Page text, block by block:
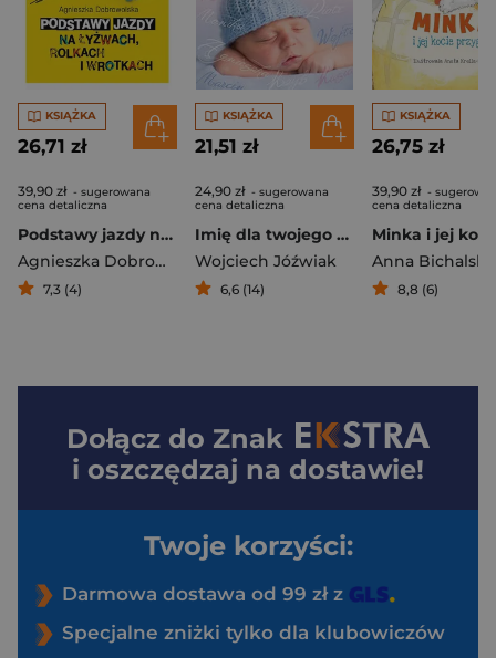
KSIĄŻKA
26,71 zł
39,90 zł - sugerowana
cena detaliczna
Podstawy jazdy na łyżwach rolkach i wrotkach
Agnieszka Dobrowolska
7,3 (4)
KSIĄŻKA
21,51 zł
24,90 zł - sugerowana
cena detaliczna
Imię dla twojego dziecka Rady astrologa
Wojciech Jóźwiak
6,6 (14)
KSIĄŻKA
26,75 zł
39,90 zł -
cena detaliczna
Anna Bichalska
8,8 (6)
Dołącz do Znak
i oszczędzaj na dostawie!
Twoje korzyści:
Darmowa dostawa od 99 zł z
Specjalne zniżki tylko dla klubowiczów